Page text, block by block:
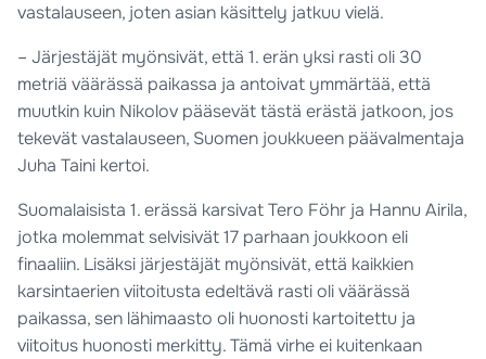
vastalauseen, joten asian käsittely jatkuu vielä.
– Järjestäjät myönsivät, että 1. erän yksi rasti oli 30
metriä väärässä paikassa ja antoivat ymmärtää, että
muutkin kuin Nikolov pääsevät tästä erästä jatkoon, jos
tekevät vastalauseen, Suomen joukkueen päävalmentaja
Juha Taini kertoi.
Suomalaisista 1. erässä karsivat Tero Föhr ja Hannu Airila,
jotka molemmat selvisivät 17 parhaan joukkoon eli
finaaliin. Lisäksi järjestäjät myönsivät, että kaikkien
karsintaerien viitoitusta edeltävä rasti oli väärässä
paikassa, sen lähimaasto oli huonosti kartoitettu ja
viitoitus huonosti merkitty. Tämä virhe ei kuitenkaan